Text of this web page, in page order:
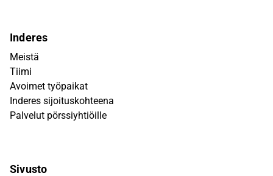
Inderes
Meistä
Tiimi
Avoimet työpaikat
Inderes sijoituskohteena
Palvelut pörssiyhtiöille
Sivusto